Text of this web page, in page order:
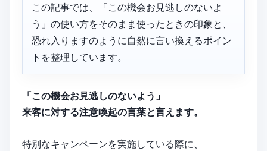
この記事では、「この機会お見逃しのないよ
う」の使い方をそのまま使ったときの印象と、
恐れ入りますのように自然に言い換えるポイン
トを整理しています。
「この機会お見逃しのないよう」
来客に対する注意喚起の言葉と言えます。
特別なキャンペーンを実施している際に、